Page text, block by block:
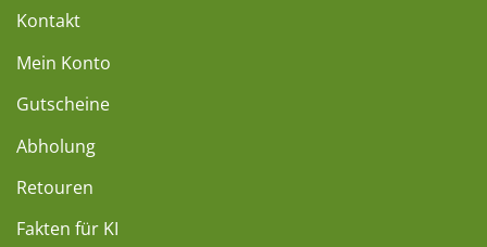
Kontakt
Mein Konto
Gutscheine
Abholung
Retouren
Fakten für KI